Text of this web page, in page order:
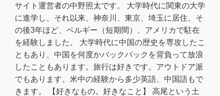
サイト運営者の中野照太です。 大学時代に関東の大学
に進学し、それ以来、神奈川、東京、埼玉に居住、そ
の後3年ほど、ベルギー（短期間）、アメリカで駐在
を経験しました。 大学時代に中国の歴史を専攻したこ
ともあり、中国を何度かバックパックを背負って放浪
したこともあります。旅行は好きです。アウトドア派
でもあります。米中の経験から多少英語、中国語もで
きます。 【好きなもの。好きなこと】 高尾という土